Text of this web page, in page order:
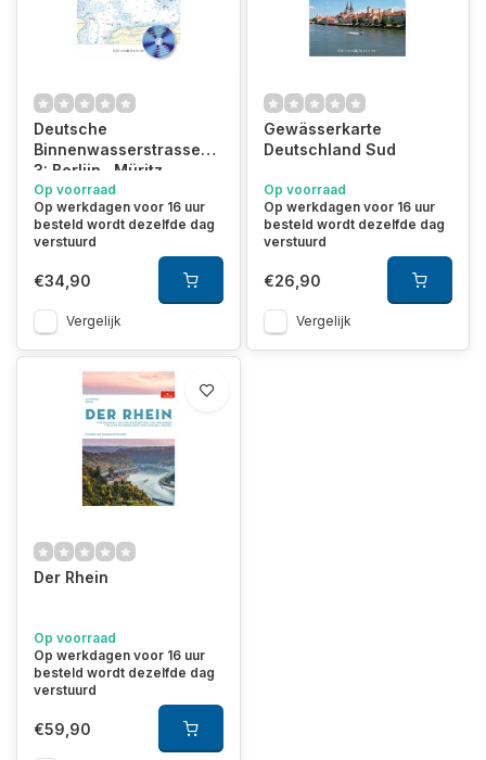
Deutsche
Binnenwasserstrassen
3: Berlijn , Müritz ,
Dömitz
Op voorraad
Op werkdagen voor 16 uur
besteld wordt dezelfde dag
verstuurd
€34,90
Vergelijk
Gewässerkarte
Deutschland Sud
Op voorraad
Op werkdagen voor 16 uur
besteld wordt dezelfde dag
verstuurd
€26,90
Vergelijk
Der Rhein
Op voorraad
Op werkdagen voor 16 uur
besteld wordt dezelfde dag
verstuurd
€59,90